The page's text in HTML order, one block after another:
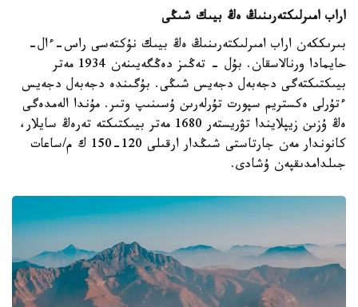
اراب امىرلىكتەرىنىڭ ەڭ بيىك شىڭى
بىرىككەن اراب امىرلىكتەرىنىڭ ەڭ بيىك نۇكتەسى راس-ءال-
حايمادا ورنالاسقان. بۇل - تەڭىز دەڭگەيىنەن 1934 مەتر
بيىكتىكتەگى دجەبەل دجەيس شىڭى. بۇگىندە دجەبەل دجەيس
ءتۇرلى ەكستريم سپورت تۇرلەرىن ۇسىنىپ وتىر. مۇندا الەمدەگى
ەڭ ۇزىن زيپلايندا تۋريستەر 1680 مەتر بيىكتىكتە تەرەڭ سايلار،
كانوندار مەن جارتاستى شىڭدار ارقىلى 120-150 ك م/ساعات
جىلدامدىقپەن ۇشادى.